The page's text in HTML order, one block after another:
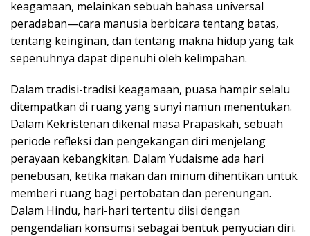
keagamaan, melainkan sebuah bahasa universal
peradaban—cara manusia berbicara tentang batas,
tentang keinginan, dan tentang makna hidup yang tak
sepenuhnya dapat dipenuhi oleh kelimpahan.
Dalam tradisi-tradisi keagamaan, puasa hampir selalu
ditempatkan di ruang yang sunyi namun menentukan.
Dalam Kekristenan dikenal masa Prapaskah, sebuah
periode refleksi dan pengekangan diri menjelang
perayaan kebangkitan. Dalam Yudaisme ada hari
penebusan, ketika makan dan minum dihentikan untuk
memberi ruang bagi pertobatan dan perenungan.
Dalam Hindu, hari-hari tertentu diisi dengan
pengendalian konsumsi sebagai bentuk penyucian diri.